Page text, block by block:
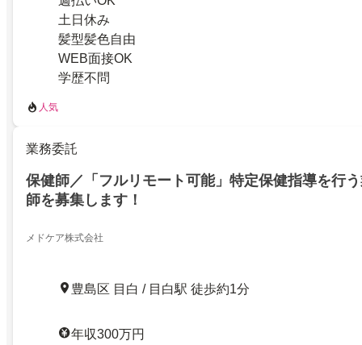
土日休み
髪型髪色自由
WEB面接OK
学歴不問
人気
業務委託
保健師／「フルリモート可能」特定保健指導を行
師を募集します！
メドケア株式会社
豊島区 目白 / 目白駅 徒歩約1分
年収300万円